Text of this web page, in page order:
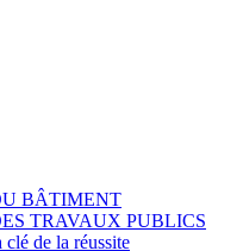
BÂTIMENT
TRAVAUX PUBLICS
clé de la réussite